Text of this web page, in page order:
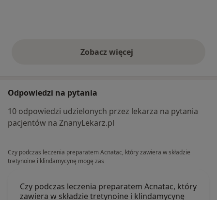
Zobacz więcejopinie powyżej
Odpowiedzi na pytania
10 odpowiedzi udzielonych przez lekarza na pytania
pacjentów na ZnanyLekarz.pl
Czy podczas leczenia preparatem Acnatac, który zawiera w składzie
tretynoine i klindamycynę mogę zas
Czy podczas leczenia preparatem Acnatac, który
zawiera w składzie tretynoine i klindamycynę